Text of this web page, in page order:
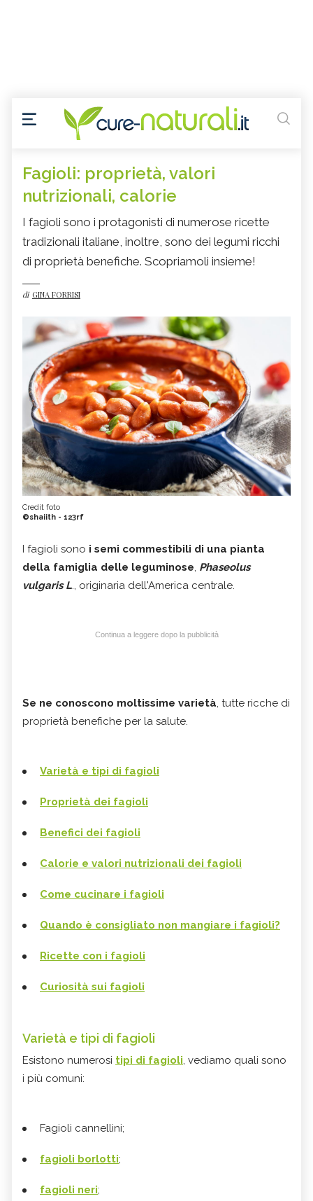
Fagioli: proprietà, valori
nutrizionali, calorie
I fagioli sono i protagonisti di numerose ricette
tradizionali italiane, inoltre, sono dei legumi ricchi
di proprietà benefiche. Scopriamoli insieme!
di GINA FORRISI
Credit foto
©shaiith - 123rf
I fagioli sono i semi commestibili di una pianta
della famiglia delle leguminose, Phaseolus
vulgaris L., originaria dell'America centrale.
Continua a leggere dopo la pubblicità
Se ne conoscono moltissime varietà, tutte ricche di
proprietà benefiche per la salute.
Varietà e tipi di fagioli
Proprietà dei fagioli
Benefici dei fagioli
Calorie e valori nutrizionali dei fagioli
Come cucinare i fagioli
Quando è consigliato non mangiare i fagioli?
Ricette con i fagioli
Curiosità sui fagioli
Varietà e tipi di fagioli
Esistono numerosi tipi di fagioli, vediamo quali sono
i più comuni:
Fagioli cannellini;
fagioli borlotti;
fagioli neri;